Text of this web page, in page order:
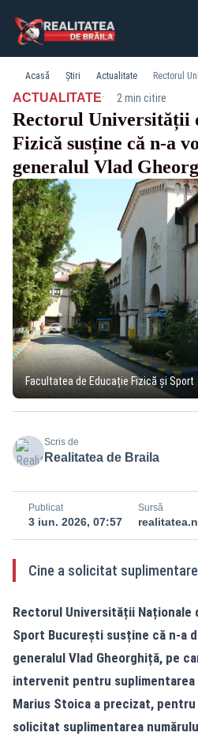
Acasă Știri Actualitate
ACTUALITATE· 2 min citire
Rectorul Universității
Fizică susține că n-a
generalul Vlad
Facultatea de Educație Fizică și Sport
Scris de
Realitatea de Braila
Publicat
3 iun. 2026, 07:57
Sursă
Cine a solicitat
Rectorul Universității Naționale
Sport București susține că n-a
generalul Vlad Gheorghiță, pe
intervenit pentru
Marius Stoica a precizat,
solicitat suplimentarea